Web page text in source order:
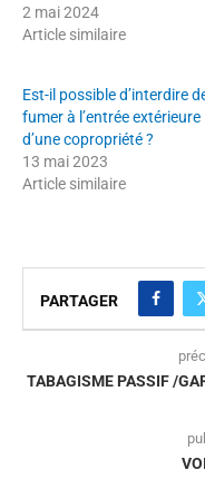
2 mai 2024
Article similaire
Est-il possible d’interdire
fumer à l’entrée extérieure
d’une copropriété ?
13 mai 2023
Article similaire
PARTAGER
TABAGISME PASSIF /